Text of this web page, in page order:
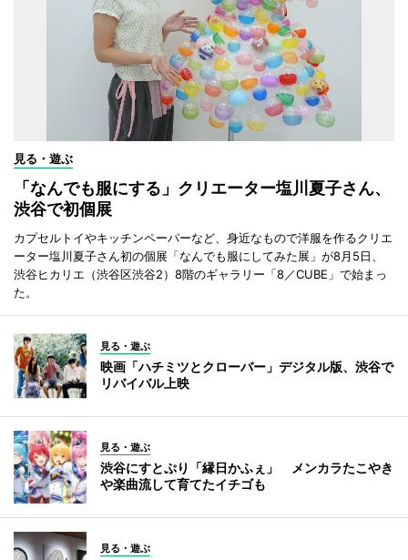
見る・遊ぶ
「なんでも服にする」クリエーター塩川夏子さん、
渋谷で初個展
カプセルトイやキッチンペーパーなど、身近なもので洋服を作るクリエ
ーター塩川夏子さん初の個展「なんでも服にしてみた展」が8月5日、
渋谷ヒカリエ（渋谷区渋谷2）8階のギャラリー「8／CUBE」で始まっ
た。
見る・遊ぶ
映画「ハチミツとクローバー」デジタル版、渋谷で
リバイバル上映
見る・遊ぶ
渋谷にすとぷり「縁日かふぇ」 メンカラたこやき
や楽曲流して育てたイチゴも
見る・遊ぶ